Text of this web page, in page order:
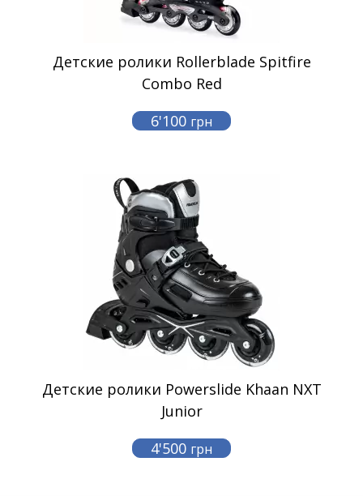
Детские ролики Rollerblade Spitfire
Combo Red
6'100 грн
Детские ролики Powerslide Khaan NXT
Junior
4'500 грн